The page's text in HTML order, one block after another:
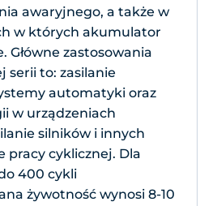
awaryjnego, a także w
w których akumulator
Główne zastosowania
to: zasilanie
automatyki oraz
w urządzeniach
silników i innych
pracy cyklicznej. Dla
400 cykli
żywotność wynosi 8-10